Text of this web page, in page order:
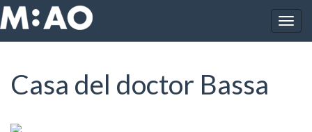
Vés al contingut
Inici Casa del doctor Bassa
Casa del doctor Bassa